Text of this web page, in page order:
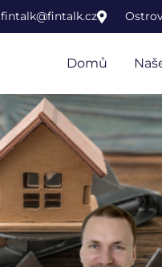
fintalk@fintalk.cz
Domů